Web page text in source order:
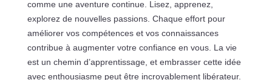
comme une aventure continue. Lisez, apprenez,
explorez de nouvelles passions. Chaque effort pour
améliorer vos compétences et vos connaissances
contribue à augmenter votre confiance en vous. La vie
est un chemin d’apprentissage, et embrasser cette idée
avec enthousiasme peut être incroyablement libérateur.